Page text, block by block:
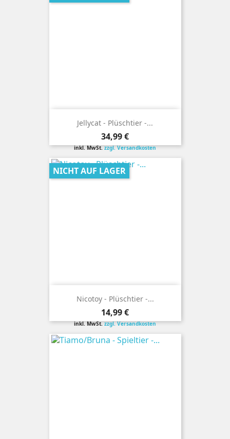
Jellycat - Plüschtier -...
Preis
34,99 €
inkl. MwSt.zzgl. Versandkosten
Nicotoy - Plüschtier -...
Preis
14,99 €
inkl. MwSt.zzgl. Versandkosten
NICHT AUF LAGER